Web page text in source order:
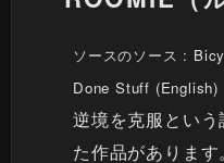
ソースのソース :
Done Stuff (English)
逆境を克服とい
た作品があります。